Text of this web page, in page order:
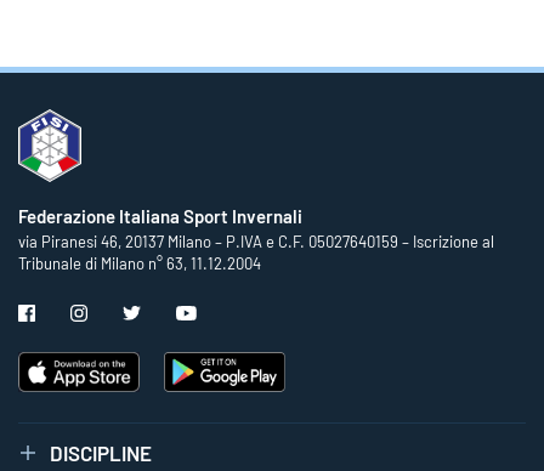
Federazione Italiana Sport Invernali
via Piranesi 46, 20137 Milano – P.IVA e C.F. 05027640159 – Iscrizione al
Tribunale di Milano n° 63, 11.12.2004
DISCIPLINE